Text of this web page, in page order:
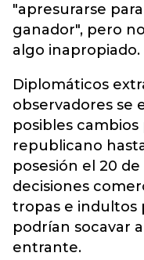
"apresurarse
ganador", pero
algo inapropiado.
Diplomáticos
observadores se
posibles
republicano
posesión el 20
decisiones
tropas e indultos
podrían socavar
entrante.